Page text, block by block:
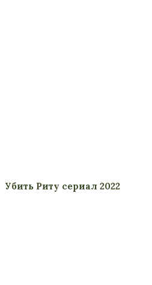
Убить Риту сериал 2022